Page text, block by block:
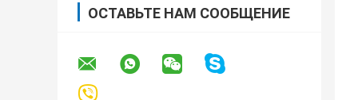
ОСТАВЬТЕ НАМ СООБЩЕНИЕ